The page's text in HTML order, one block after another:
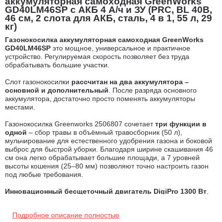
GD40LM46SP с АКБ 4 А/ч и ЗУ (PRC, BL 40В,
46 см, 2 слота для АКБ, сталь, 4 в 1, 55 л, 29
кг)
Газонокосилка аккумуляторная самоходная GreenWorks
GD40LM46SP это мощное, универсальное и практичное
устройство. Регулируемая скорость позволяет без труда
обрабатывать большие участки.
Слот газонокосилки рассчитан на два аккумулятора –
основной и дополнительный . После разряда основного
аккумулятора, достаточно просто поменять аккумуляторы
местами.
Газонокосилка Greenworks 2506807 сочетаеттри функции в
одной – сбор травы в объёмный травосборник (50 л),
мульчирование для естественного удобрения газона и боковой
выброс для быстрой уборки. Благодаря ширине скашивания 46
см она легко обрабатывает большие площади, а 7 уровней
высоты кошения (25–80 мм) позволяют точно настроить газон
под любые требования.
Инновационный бесщеточный двигатель DigiPro 1300 Вт
КПД, уменьшенный износ и увеличенный срок службы.
Подробное описание полностью